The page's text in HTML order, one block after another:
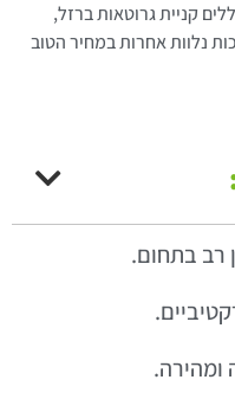
קניית גרוטאות ברזל,
נלוות אחרות במחיר הטוב
רב בתחום.
ומהירה.